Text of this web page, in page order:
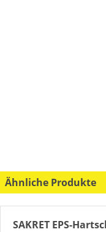
Ähnliche Produkte
SAKRET EPS-